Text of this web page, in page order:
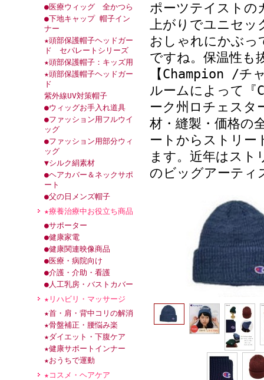
●医療ウィッグ 全かつら
●下地キャップ 帽子イン
ナー
★頭部保護帽子ヘッドガー
ド セパレートシリーズ
★頭部保護帽子：キッズ用
★頭部保護帽子ヘッドガー
ド
紫外線UV対策帽子
●ウィッグお手入れ道具
●ファッション用フルウイ
ッグ
●ファッション用部分ウィ
ッグ
▼シルク絹素材
●ヘアカバー＆ネックサポ
ート
●父の日メンズ帽子
★療養治療中お役立ち商品
●サポーター
●健康家電
●健康関連映像商品
●医療・病院向け
●介護・介助・看護
●人工乳房・バストカバー
★リハビリ・マッサージ
★首・肩・背中コリの解消
★骨盤補正・腰悩み楽
★ダイエット・下腹ケア
★健康サポートインナー
★おうちで運動
★コスメ・ヘアケア
ポーツテイストの
上がりでユニセッ
おしゃれにかぶっ
ですね。保温性も
【Champion /チ
ルームによって
ーク州ロチェスタ
材・縫製・価格の
ートからストリー
ます。近年はスト
のビッグアーティ